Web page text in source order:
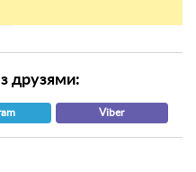
друзями:
Viber